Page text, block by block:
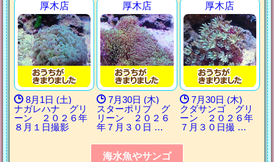
厚木店
8月1日 (土)
ナガレハナ グリ
ーン ２０２６年
８月１日撮影
厚木店
7月30日 (木)
スターポリプ グ
リーン ２０２６
年７月３０日 …
厚木店
7月30日 (木)
クダサンゴ グリ
ーン ２０２６年
７月３０日撮 …
海水魚やサンゴ